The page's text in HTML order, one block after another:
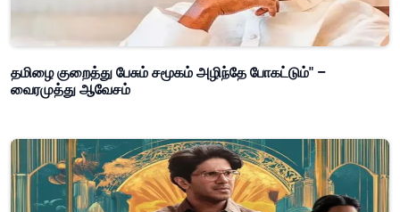
தமிழை குறைத்து பேசும் சமூகம் அழிந்தே போகட்டும்" –
வைரமுத்து ஆவேசம்